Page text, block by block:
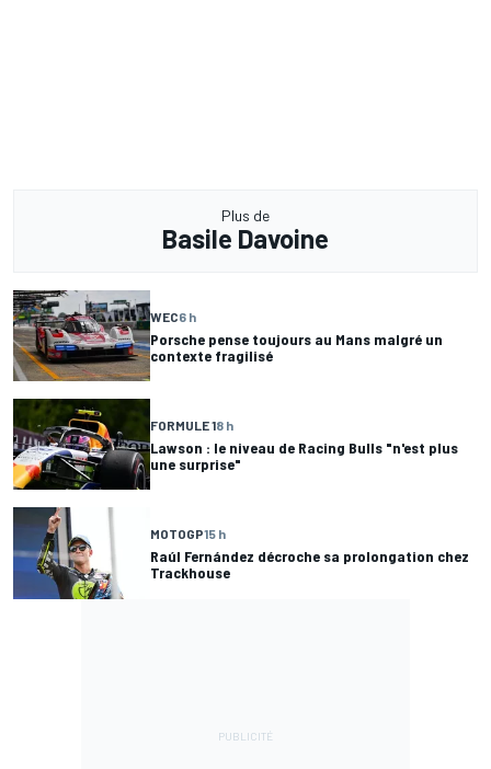
Plus de
Basile Davoine
WEC6 h
Porsche pense toujours au Mans malgré un
contexte fragilisé
FORMULE 18 h
Lawson : le niveau de Racing Bulls "n'est plus
une surprise"
MOTOGP15 h
Raúl Fernández décroche sa prolongation chez
Trackhouse